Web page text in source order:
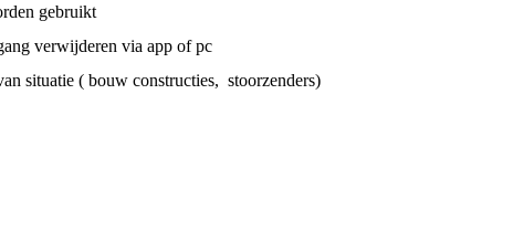
gebruikt
verwijderen via app of pc
situatie ( bouw constructies, stoorzenders)